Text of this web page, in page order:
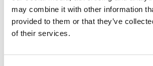
may combine it with other information
provided to them or that they’ve
of their services.